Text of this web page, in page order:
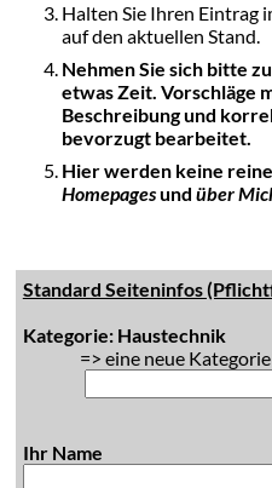
Halten Sie Ihren Eintrag
auf den aktuellen Stand.
Nehmen Sie sich bitte
etwas Zeit. Vorschläge
Beschreibung und
bevorzugt bearbeitet.
Hier werden keine
Homepagesund über
Standard Seiteninfos
Kategorie: Haustechnik
=> eine neue
Ihr Name